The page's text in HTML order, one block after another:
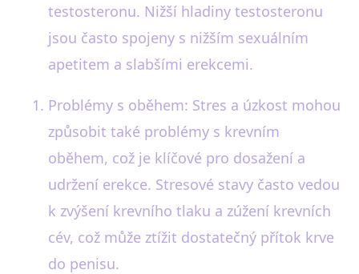
testosteronu. Nižší hladiny testosteronu
jsou často spojeny s nižším sexuálním
apetitem a slabšími erekcemi.
Problémy s oběhem: Stres a úzkost mohou
způsobit také problémy s krevním
oběhem, což je klíčové pro dosažení a
udržení erekce. Stresové stavy často vedou
k zvýšení krevního tlaku a zúžení krevních
cév, což může ztížit dostatečný přítok krve
do penisu.